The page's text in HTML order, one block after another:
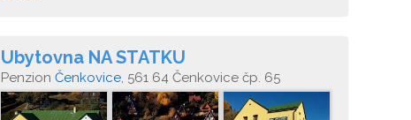
Ubytovna NA STATKU
Penzion Čenkovice, 561 64 Čenkovice čp. 65